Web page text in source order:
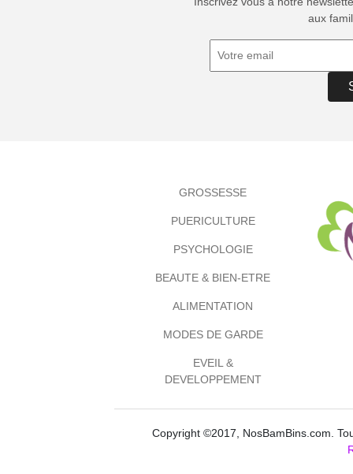
aux
GROSSESSE
PUERICULTURE
PSYCHOLOGIE
BEAUTE & BIEN-ETRE
ALIMENTATION
MODES DE GARDE
EVEIL &
DEVELOPPEMENT
Copyright ©2017, NosBamBins.com.